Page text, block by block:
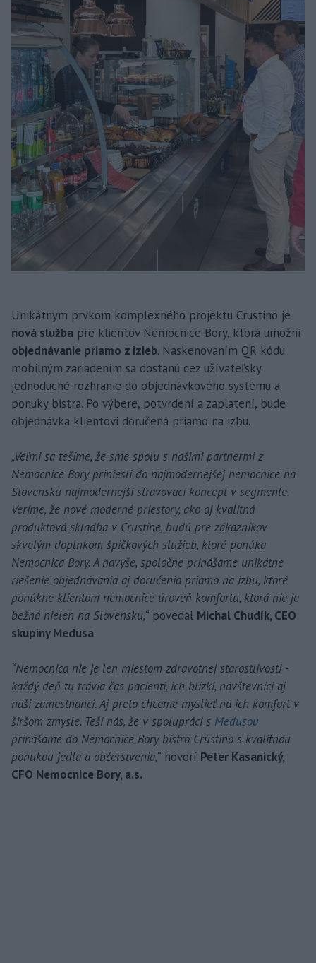
Unikátnym prvkom komplexného projektu Crustino je
nová služba pre klientov Nemocnice Bory, ktorá umožní
objednávanie priamo z izieb. Naskenovaním QR kódu
mobilným zariadením sa dostanú cez užívateľsky
jednoduché rozhranie do objednávkového systému a
ponuky bistra. Po výbere, potvrdení a zaplatení, bude
objednávka klientovi doručená priamo na izbu.
„Veľmi sa tešíme, že sme spolu s našimi partnermi z
Nemocnice Bory priniesli do najmodernejšej nemocnice na
Slovensku najmodernejší stravovací koncept v segmente.
Veríme, že nové moderné priestory, ako aj kvalitná
produktová skladba v Crustine, budú pre zákazníkov
skvelým doplnkom špičkových služieb, ktoré ponúka
Nemocnica Bory. A navyše, spoločne prinášame unikátne
riešenie objednávania aj doručenia priamo na izbu, ktoré
ponúkne klientom nemocnice úroveň komfortu, ktorá nie je
bežná nielen na Slovensku,“ povedal Michal Chudík, CEO
skupiny Medusa.
“Nemocnica nie je len miestom zdravotnej starostlivosti -
každý deň tu trávia čas pacienti, ich blízki, návštevníci aj
naši zamestnanci. Aj preto chceme myslieť na ich komfort v
širšom zmysle. Teší nás, že v spolupráci s Medusou
prinášame do Nemocnice Bory bistro Crustino s kvalitnou
ponukou jedla a občerstvenia,“ hovorí Peter Kasanický,
CFO Nemocnice Bory, a.s.